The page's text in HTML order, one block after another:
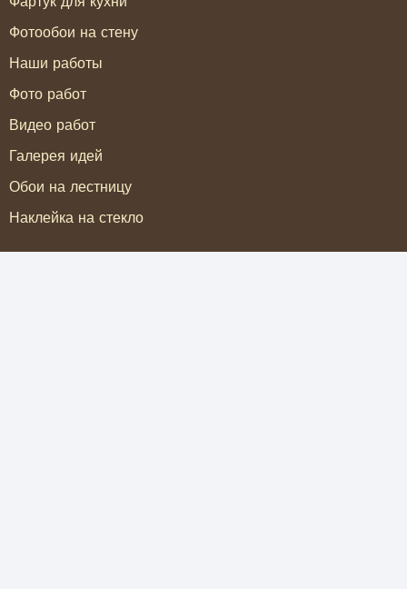
Фотообои на стену
Наши работы
Фото работ
Видео работ
Галерея идей
Обои на лестницу
Наклейка на стекло